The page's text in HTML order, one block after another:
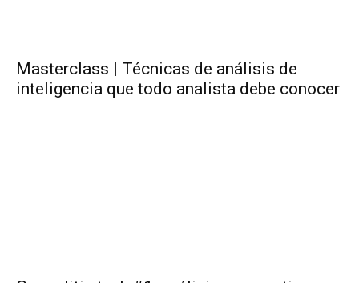
Masterclass | Técnicas de análisis de
inteligencia que todo analista debe conocer